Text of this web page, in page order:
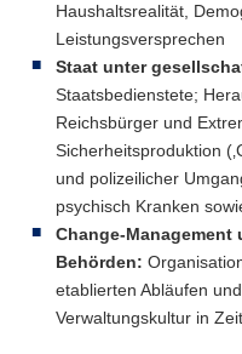
Haushaltsrealität,
Leistungsversprechen
Staat unter
Staatsbedienstete;
Reichsbürger und
Sicherheitsproduktion
und polizeilicher
psychisch Kranken
Change-
Behörden:
etablierten Abläufen
Verwaltungskultur in